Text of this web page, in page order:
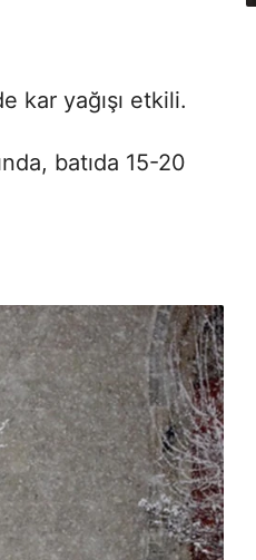
kar yağışı etkili.
batıda 15-20